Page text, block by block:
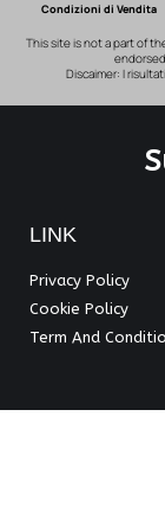
Condizioni di Vendita
This site is not a part of
endorsed
Discaimer: I
LINK
Privacy Policy
Cookie Policy
Term And